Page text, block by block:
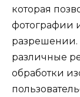
которая
фотографии
разрешении.
различные
обработки